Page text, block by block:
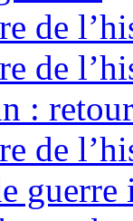
de
de
:
de
guerre